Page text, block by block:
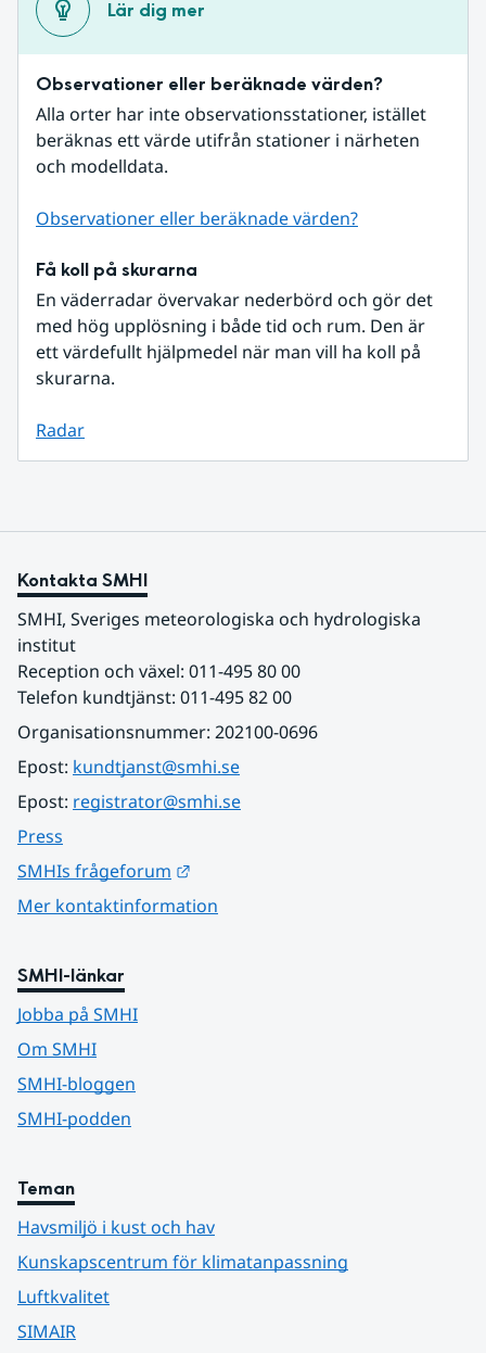
Lär dig mer
Observationer eller beräknade värden?
Alla orter har inte observationsstationer, istället
beräknas ett värde utifrån stationer i närheten
och modelldata.
Observationer eller beräknade värden?
Få koll på skurarna
En väderradar övervakar nederbörd och gör det
med hög upplösning i både tid och rum. Den är
ett värdefullt hjälpmedel när man vill ha koll på
skurarna.
Radar
Kontakta SMHI
SMHI, Sveriges meteorologiska och hydrologiska
institut
Reception och växel: 011-495 80 00
Telefon kundtjänst: 011-495 82 00
Organisationsnummer: 202100-0696
Epost: kundtjanst@smhi.se
Epost: registrator@smhi.se
Press
SMHIs frågeforum
Mer kontaktinformation
SMHI-länkar
Jobba på SMHI
Om SMHI
SMHI-bloggen
SMHI-podden
Teman
Havsmiljö i kust och hav
Kunskapscentrum för klimatanpassning
Luftkvalitet
SIMAIR